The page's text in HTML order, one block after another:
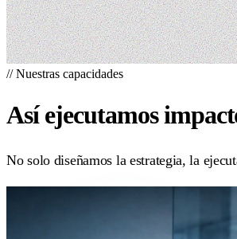
// Nuestras capacidades
Así ejecutamos
No solo diseñamos la estrategia, la